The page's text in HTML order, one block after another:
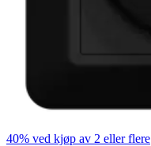
40% ved kjøp av 2 eller flere